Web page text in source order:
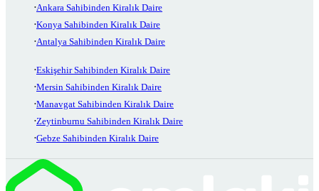
Ankara Sahibinden Kiralık Daire
Konya Sahibinden Kiralık Daire
Antalya Sahibinden Kiralık Daire
Eskişehir Sahibinden Kiralık Daire
Mersin Sahibinden Kiralık Daire
Manavgat Sahibinden Kiralık Daire
Zeytinburnu Sahibinden Kiralık Daire
Gebze Sahibinden Kiralık Daire